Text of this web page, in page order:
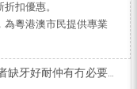
扣優惠。
為粵港澳市民提供專業
好耐仲有冇必要去植牙？深圳植牙長者優惠